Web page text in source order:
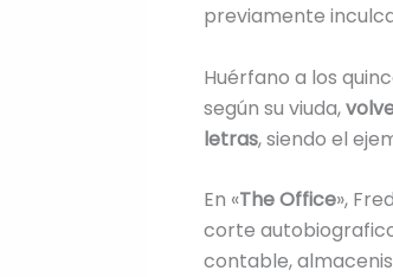
previamente
Huérfano a los
según su viuda,
letras, siendo el
En «The Office»,
corte
contable,